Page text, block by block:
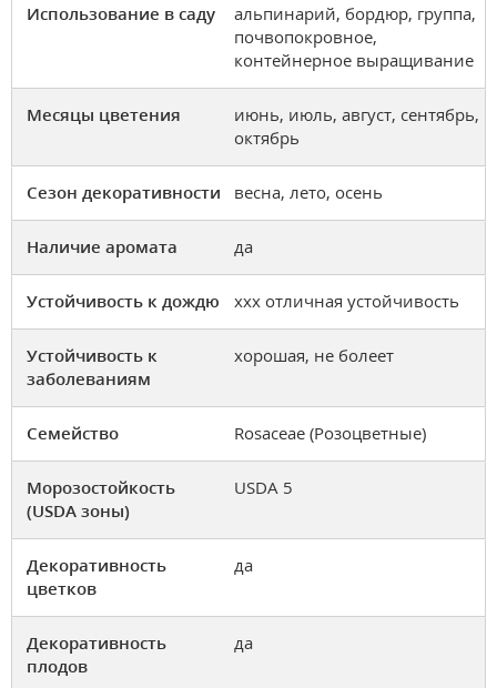
Использование в саду
альпинарий, бордюр, группа,
почвопокровное,
контейнерное выращивание
Месяцы цветения
июнь, июль, август, сентябрь,
октябрь
Сезон декоративности весна, лето, осень
Наличие аромата да
Устойчивость к дождю ххх отличная устойчивость
Устойчивость к
заболеваниям
хорошая, не болеет
Семейство Rosaceae (Розоцветные)
Морозостойкость
(USDA зоны)
USDA 5
Декоративность
цветков
да
Декоративность
плодов
да